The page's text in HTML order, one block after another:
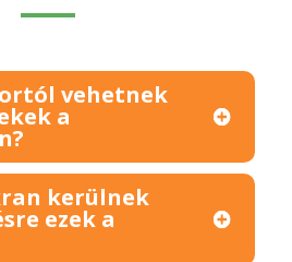
vehetnek
a
kerülnek
ezek a